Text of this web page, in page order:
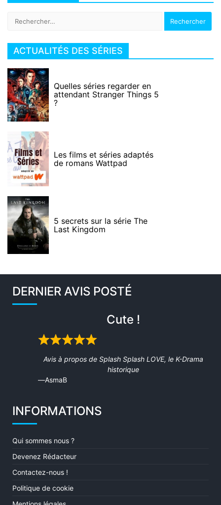
ACTUALITÉS DES SÉRIES
Quelles séries regarder en
attendant Stranger Things 5
?
Les films et séries adaptés
de romans Wattpad
5 secrets sur la série The
Last Kingdom
DERNIER AVIS POSTÉ
Cute !
Rated
Avis à propos de Splash Splash LOVE, le K-Drama
historique
AsmaB
INFORMATIONS
Qui sommes nous ?
Devenez Rédacteur
Contactez-nous !
Politique de cookie